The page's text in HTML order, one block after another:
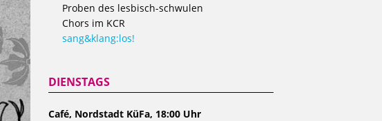
Proben des lesbisch-schwulen
Chors im KCR
sang&klang:los!
DIENSTAGS
Café, Nordstadt KüFa, 18:00 Uhr